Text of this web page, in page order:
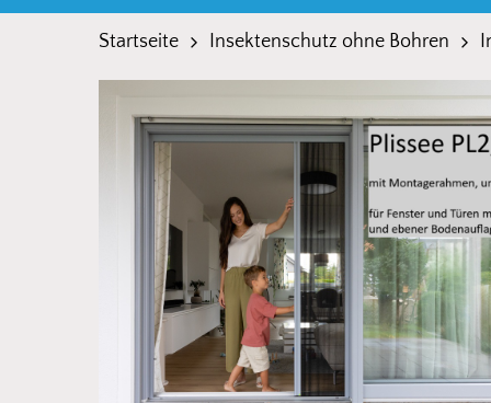
Startseite Insektenschutz ohne Bohren